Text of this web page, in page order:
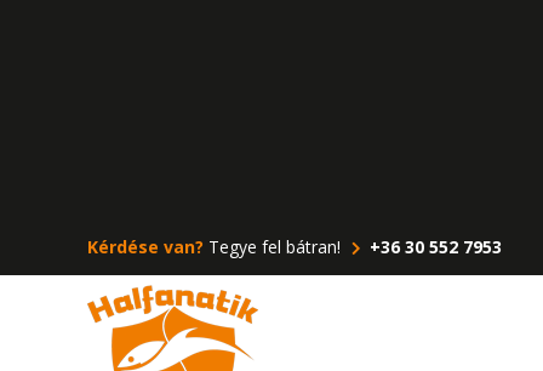
Kérdése van? Tegye fel bátran! +36 30 552 7953